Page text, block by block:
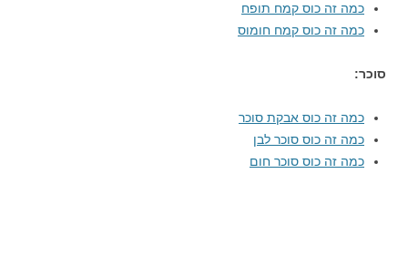
כמה זה כוס קמח תופח
כמה זה כוס קמח חומוס
סוכר:
כמה זה כוס אבקת סוכר
כמה זה כוס סוכר לבן
כמה זה כוס סוכר חום